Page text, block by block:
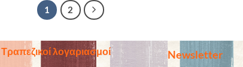
1 2
Τραπεζικοί λογαριασμοί
Newsletter